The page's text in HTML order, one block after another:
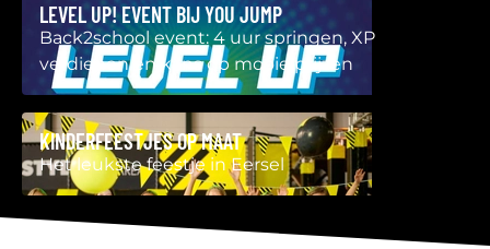
LEVEL UP! EVENT BIJ YOU JUMP
Back2school event: 4 uur springen, XP
verdienen en kans op mooie prijzen
KINDERFEESTJES OP MAAT
Het leukste feestje in Eersel